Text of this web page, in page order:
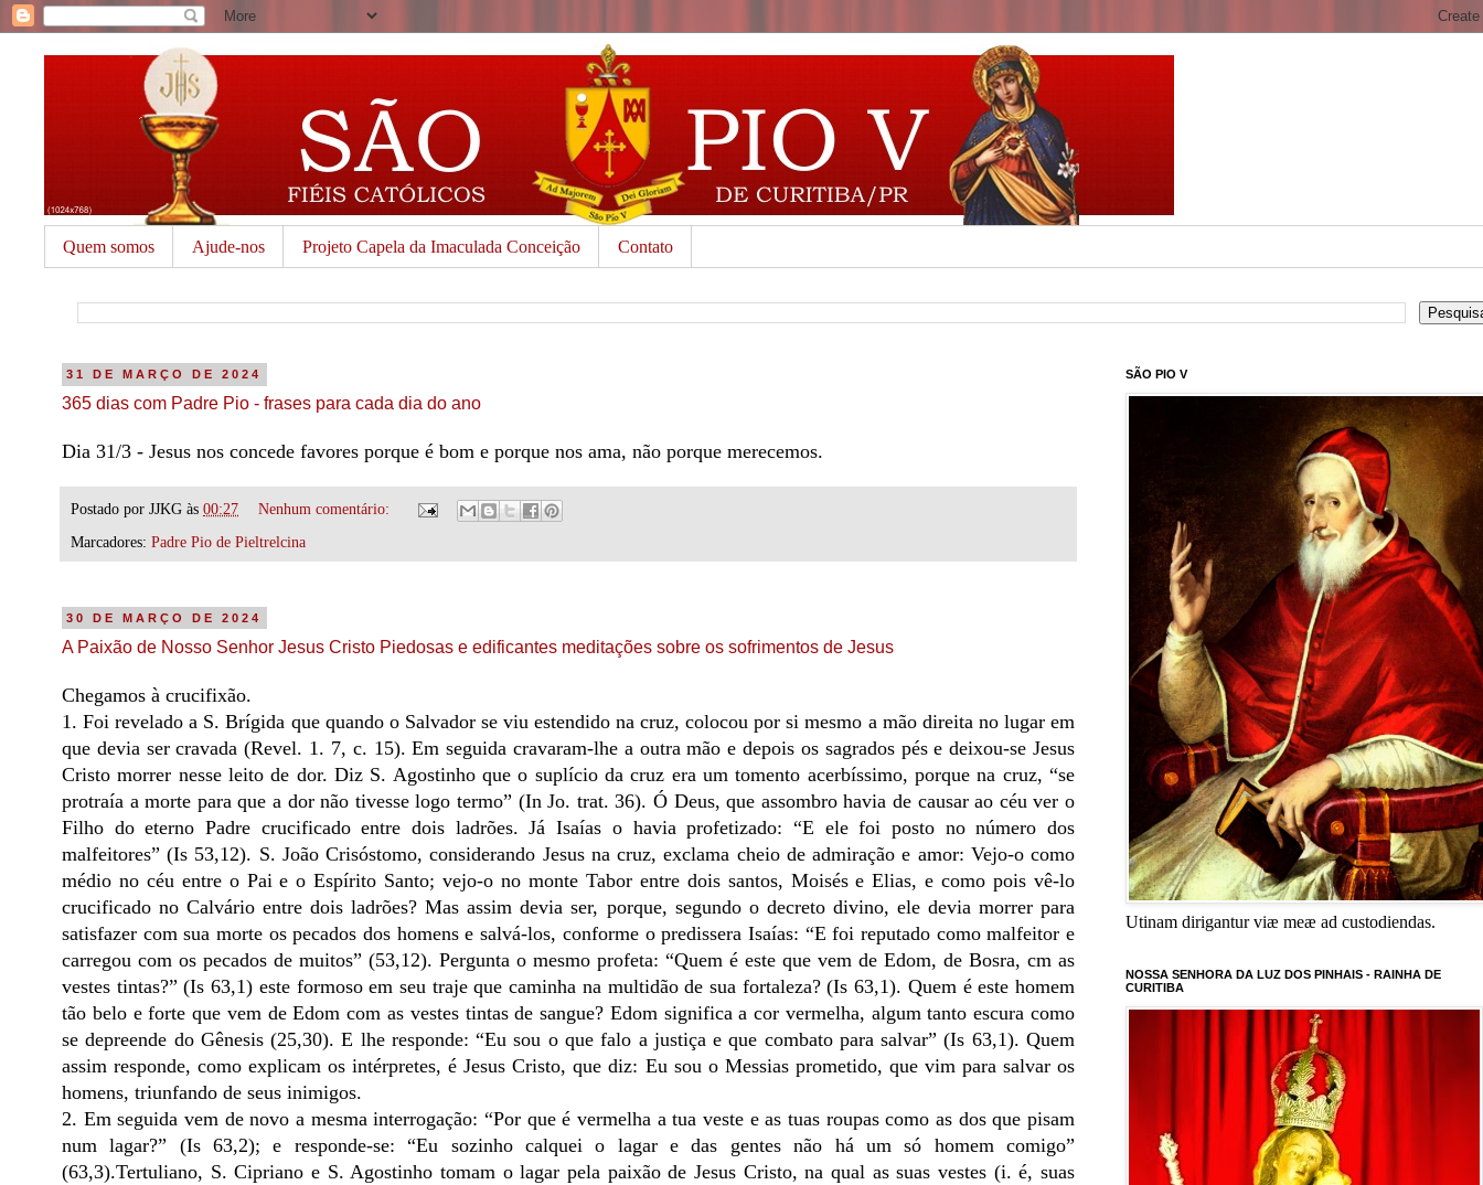
Quem somos Ajude-nos Projeto Capela da Imaculada Conceição Contato
31 DE MARÇO DE 2024
365 dias com Padre Pio - frases para cada dia do ano
Dia 31/3 - Jesus nos concede favores porque é bom e porque nos ama, não porque merecemos.
Postado por JJKG às 00:27
Nenhum comentário:
Marcadores: Padre Pio de Pieltrelcina
30 DE MARÇO DE 2024
A Paixão de Nosso Senhor Jesus Cristo Piedosas e edificantes meditações sobre os sofrimentos de Jesus
Chegamos à crucifixão.
1. Foi revelado a S. Brígida que quando o Salvador se viu estendido na cruz, colocou por si mesmo a mão direita no lugar em
que devia ser cravada (Revel. 1. 7, c. 15). Em seguida cravaram-lhe a outra mão e depois os sagrados pés e deixou-se Jesus
Cristo morrer nesse leito de dor. Diz S. Agostinho que o suplício da cruz era um tomento acerbíssimo, porque na cruz, “se
protraía a morte para que a dor não tivesse logo termo” (In Jo. trat. 36). Ó Deus, que assombro havia de causar ao céu ver o
Filho do eterno Padre crucificado entre dois ladrões. Já Isaías o havia profetizado: “E ele foi posto no número dos
malfeitores” (Is 53,12). S. João Crisóstomo, considerando Jesus na cruz, exclama cheio de admiração e amor: Vejo-o como
médio no céu entre o Pai e o Espírito Santo; vejo-o no monte Tabor entre dois santos, Moisés e Elias, e como pois vê-lo
crucificado no Calvário entre dois ladrões? Mas assim devia ser, porque, segundo o decreto divino, ele devia morrer para
satisfazer com sua morte os pecados dos homens e salvá-los, conforme o predissera Isaías: “E foi reputado como malfeitor e
carregou com os pecados de muitos” (53,12). Pergunta o mesmo profeta: “Quem é este que vem de Edom, de Bosra, cm as
vestes tintas?” (Is 63,1) este formoso em seu traje que caminha na multidão de sua fortaleza? (Is 63,1). Quem é este homem
tão belo e forte que vem de Edom com as vestes tintas de sangue? Edom significa a cor vermelha, algum tanto escura como
se depreende do Gênesis (25,30). E lhe responde: “Eu sou o que falo a justiça e que combato para salvar” (Is 63,1). Quem
assim responde, como explicam os intérpretes, é Jesus Cristo, que diz: Eu sou o Messias prometido, que vim para salvar os
homens, triunfando de seus inimigos.
2. Em seguida vem de novo a mesma interrogação: “Por que é vermelha a tua veste e as tuas roupas como as dos que pisam
num lagar?” (Is 63,2); e responde-se: “Eu sozinho calquei o lagar e das gentes não há um só homem comigo”
(63,3).Tertuliano, S. Cipriano e S. Agostinho tomam o lagar pela paixão de Jesus Cristo, na qual as suas vestes (i. é, suas
SÃO PIO V
Utinam dirigantur viæ meæ ad custodiendas.
NOSSA SENHORA DA LUZ DOS PINHAIS - RAINHA DE
CURITIBA